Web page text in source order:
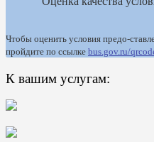
Чтобы оценить условия предо-
пройдите по ссылке bus.gov.ru/
К вашим услугам: